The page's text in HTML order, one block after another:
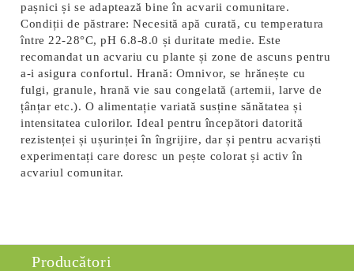
pașnici și se adaptează bine în acvarii comunitare.
Condiții de păstrare: Necesită apă curată, cu temperatura
între 22-28°C, pH 6.8-8.0 și duritate medie. Este
recomandat un acvariu cu plante și zone de ascuns pentru
a-i asigura confortul. Hrană: Omnivor, se hrănește cu
fulgi, granule, hrană vie sau congelată (artemii, larve de
țânțar etc.). O alimentație variată susține sănătatea și
intensitatea culorilor. Ideal pentru începători datorită
rezistenței și ușurinței în îngrijire, dar și pentru acvariști
experimentați care doresc un pește colorat și activ în
acvariul comunitar.
Producători